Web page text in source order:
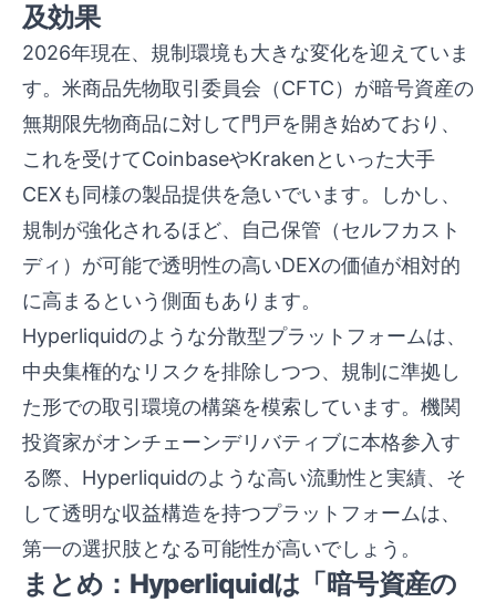
及効果
2026年現在、規制環境も大きな変化を迎えていま
す。米商品先物取引委員会（CFTC）が暗号資産の
無期限先物商品に対して門戸を開き始めており、
これを受けてCoinbaseやKrakenといった大手
CEXも同様の製品提供を急いでいます。しかし、
規制が強化されるほど、自己保管（セルフカスト
ディ）が可能で透明性の高いDEXの価値が相対的
に高まるという側面もあります。
Hyperliquidのような分散型プラットフォームは、
中央集権的なリスクを排除しつつ、規制に準拠し
た形での取引環境の構築を模索しています。機関
投資家がオンチェーンデリバティブに本格参入す
る際、Hyperliquidのような高い流動性と実績、そ
して透明な収益構造を持つプラットフォームは、
第一の選択肢となる可能性が高いでしょう。
まとめ：Hyperliquidは「暗号資産の